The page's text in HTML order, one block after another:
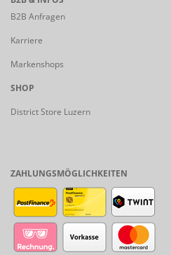
B2B Anfragen
Karriere
Markenshops
SHOP
District Store Luzern
ZAHLUNGSMÖGLICHKEITEN